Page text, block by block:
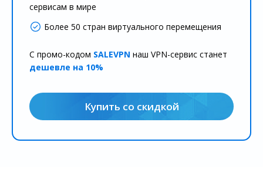
сервисам в мире
Более 50 стран виртуального перемещения
С промо-кодом SALEVPN наш VPN-сервис станет
дешевле на 10%
Купить со скидкой